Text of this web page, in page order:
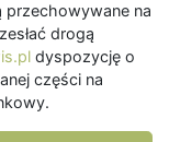
przechowywane na
drogą
dyspozycję o
części na